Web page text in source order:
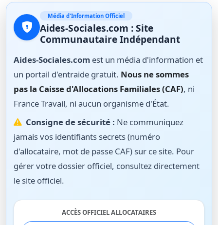
Média d'Information Officiel
Aides-Sociales.com : Site
Communautaire Indépendant
Aides-Sociales.com est un média d'information et
un portail d'entraide gratuit. Nous ne sommes
pas la Caisse d'Allocations Familiales (CAF), ni
France Travail, ni aucun organisme d'État.
Consigne de sécurité : Ne communiquez
jamais vos identifiants secrets (numéro
d'allocataire, mot de passe CAF) sur ce site. Pour
gérer votre dossier officiel, consultez directement
le site officiel.
ACCÈS OFFICIEL ALLOCATAIRES